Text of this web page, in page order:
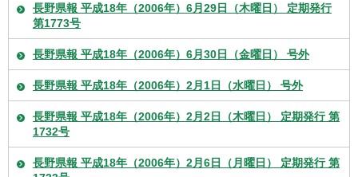
長野県報 平成18年（2006年）6月29日（木曜日） 定期発行
第1773号
長野県報 平成18年（2006年）6月30日（金曜日） 号外
長野県報 平成18年（2006年）2月1日（水曜日） 号外
長野県報 平成18年（2006年）2月2日（木曜日） 定期発行 第
1732号
長野県報 平成18年（2006年）2月6日（月曜日） 定期発行 第